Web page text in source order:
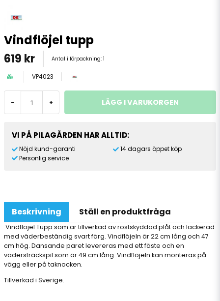
Vindflöjel tupp
619 kr Antal i förpackning: 1
VP4023
- + LÄGG I VARUKORGEN
VI PÅ PILAGÅRDEN HAR ALLTID:
Nöjd kund-garanti
Personlig service
14 dagars öppet köp
Beskrivning Ställ en produktfråga
Vindflöjel Tupp som är tillverkad av rostskyddad plåt och lackerad
med väderbeständig svart färg. Vindflöjeln är 22 cm lång och 47
cm hög. Dansande paret levereras med ett fäste och en
vädersträckspil som är 49 cm lång. Vindflöjeln kan monteras på
vägg eller på taknocken.
Tillverkad i Sverige.